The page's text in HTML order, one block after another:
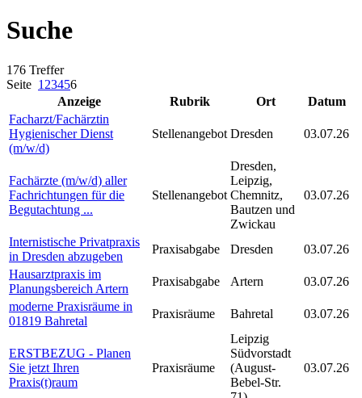
Suche
176 Treffer
Seite 1 23456
Anzeige
Rubrik Ort
Datum
Facharzt/Fachärztin
Hygienischer Dienst
(m/w/d)
Stellenangebot Dresden 03.07.26
Fachärzte (m/w/d) aller
Fachrichtungen für die
Begutachtung ...
Stellenangebot
Dresden,
Leipzig,
Chemnitz,
Bautzen und
Zwickau
03.07.26
Internistische Privatpraxis
in Dresden abzugeben
Praxisabgabe Dresden
03.07.26
Hausarztpraxis im
Planungsbereich Artern
Praxisabgabe Artern
03.07.26
moderne Praxisräume in
01819 Bahretal
Praxisräume Bahretal 03.07.26
ERSTBEZUG - Planen
Sie jetzt Ihren
Praxis(t)raum
Praxisräume
Leipzig
Südvorstadt
(August-
Bebel-Str.
03.07.26